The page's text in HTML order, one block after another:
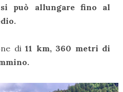
si può allungare fino al
di11 km, 360 metri di